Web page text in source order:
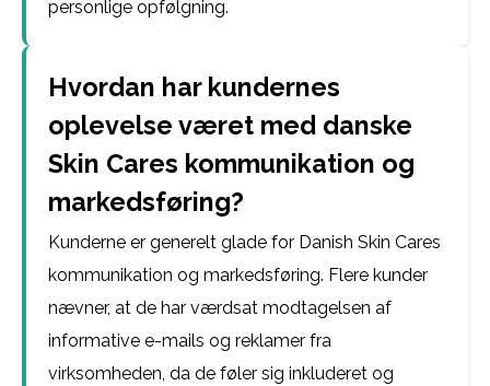
personlige opfølgning.
Hvordan har kundernes
oplevelse været med danske
Skin Cares kommunikation og
markedsføring?
Kunderne er generelt glade for Danish Skin Cares
kommunikation og markedsføring. Flere kunder
nævner, at de har værdsat modtagelsen af
informative e-mails og reklamer fra
virksomheden, da de føler sig inkluderet og